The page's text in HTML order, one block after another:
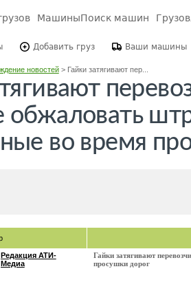
МашиныПоиск машин
Добавить груз Ваши машины
новостей> Гайки затягивают пер...
обжаловать
во время
Редакция АТИ-
Медиа
Гайки затягивают
просушки дорог